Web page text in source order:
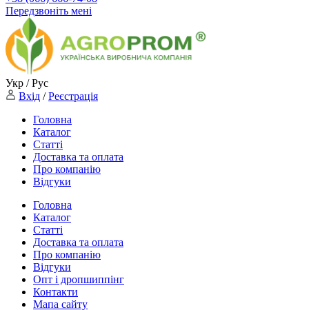
Передзвоніть мені
Укр / Рус
Вхід / Реєстрація
Головна
Каталог
Статті
Доставка та оплата
Про компанію
Відгуки
Головна
Каталог
Статті
Доставка та оплата
Про компанію
Відгуки
Опт і дропшиппінг
Контакти
Мапа сайту